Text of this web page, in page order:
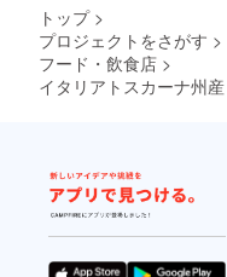
トップ >
プロジェクトをさがす >
フード・飲食店 >
イタリアトスカーナ州